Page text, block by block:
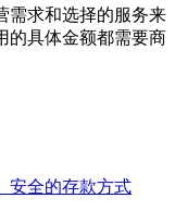
需求和选择的服务来
的具体金额都需要商
安全的存款方式